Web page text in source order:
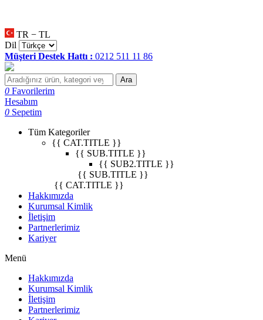
TR − TL
Dil
Müşteri Destek Hattı : 0212 511 11 86
Ara
0 Favorilerim
Hesabım
0 Sepetim
Tüm Kategoriler
{{ CAT.TITLE }}
{{ SUB.TITLE }}
{{ SUB2.TITLE }}
{{ SUB.TITLE }}
{{ CAT.TITLE }}
Hakkımızda
Kurumsal Kimlik
İletişim
Partnerlerimiz
Kariyer
Menü
Hakkımızda
Kurumsal Kimlik
İletişim
Partnerlerimiz